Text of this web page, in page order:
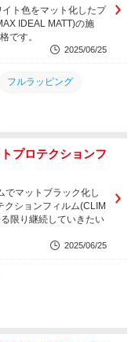
ム
コート
ト色をマット化したプ
IDEAL MATT)の施
です。
2025/06/25
フルラッピング
PPF特別メニュー
プロテクションフ
でマットブラック化し
クションフィルム(CLIM
限り継続していきたい
2025/06/25
ニュー